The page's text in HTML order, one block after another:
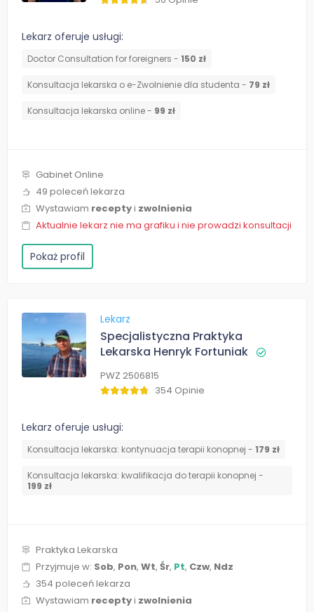
Lekarz oferuje usługi:
Doctor Consultation for foreigners - 150 zł
Konsultacja lekarska o e-Zwolnienie dla studenta - 79 zł
Konsultacja lekarska online - 99 zł
Gabinet Online
49 poleceń lekarza
Wystawiam receptyi zwolnienia
Aktualnie lekarz nie ma grafiku i nie prowadzi konsultacji
Pokaż profil
Lekarz
Specjalistyczna Praktyka
Lekarska Henryk Fortuniak
PWZ 2506815
354 Opinie
Lekarz oferuje usługi:
Konsultacja lekarska: kontynuacja terapii konopnej - 179 zł
Konsultacja lekarska: kwalifikacja do terapii konopnej -
199 zł
Praktyka Lekarska
Przyjmuje w: Sob, Pon, Wt, Śr, Pt, Czw, Ndz
354 poleceń lekarza
Wystawiam receptyi zwolnienia